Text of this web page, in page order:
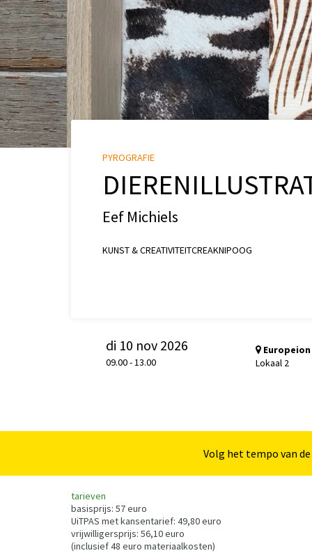
Eef Michiels
PYROGRAFIE
KUNST & CREATIVITEITCREAKNIPOOG
di 10 nov 2026
09.00- 13.00
Lokaal 2
Volg het tempo van
tarieven
basisprijs: 57 euro
UiTPAS met kansentarief: 49,80 euro
vrijwilligersprijs: 56,10 euro
(inclusief 48 euro materiaalkosten)